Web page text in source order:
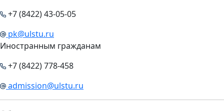
+7 (8422) 43-05-05
pk@ulstu.ru
Иностранным гражданам
+7 (8422) 778-458
admission@ulstu.ru